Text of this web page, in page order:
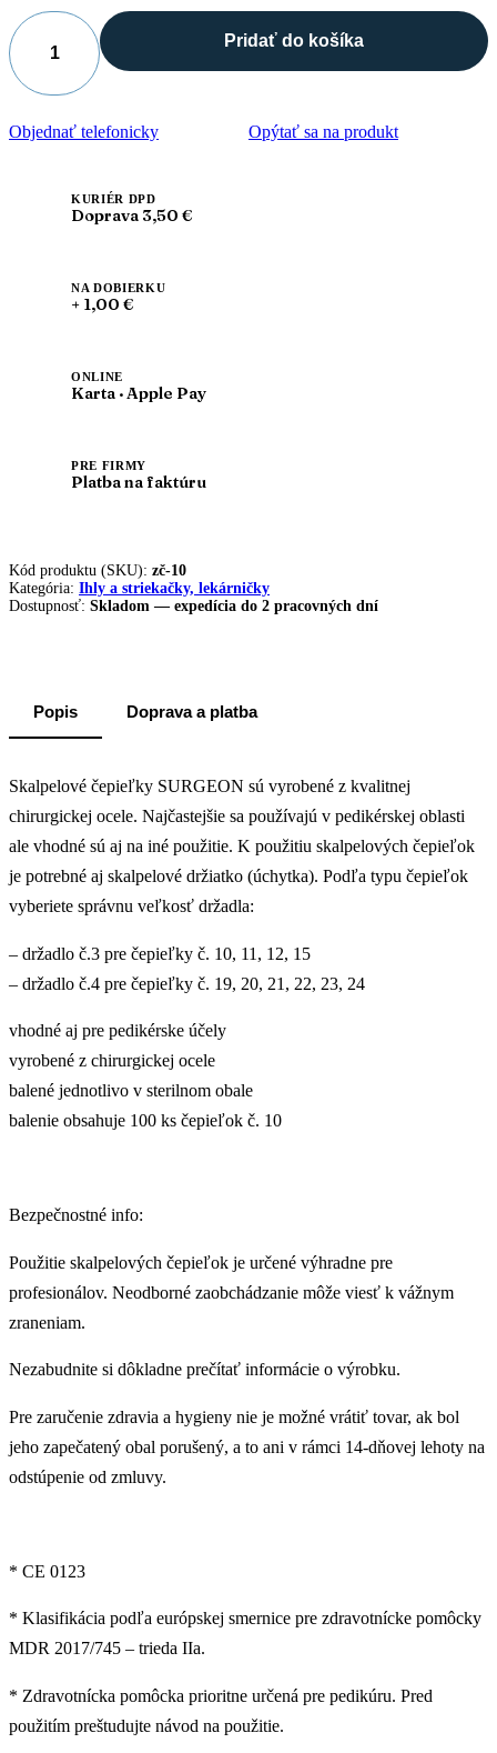
množstvo
Čepieľky
sterilné
SURGEON
č.
Pridať do košíka
Objednať telefonicky Opýtať sa na produkt
KURIÉR DPD
Doprava 3,50 €
NA DOBIERKU
+ 1,00 €
ONLINE
Karta · Apple Pay
PRE FIRMY
Platba na faktúru
Kód produktu (SKU): zč-10
Kategória: Ihly a striekačky, lekárničky
Dostupnosť: Skladom — expedícia do 2 pracovných dní
Popis Doprava a platba
Skalpelové čepieľky SURGEON sú vyrobené z kvalitnej
chirurgickej ocele. Najčastejšie sa používajú v pedikérskej oblasti
ale vhodné sú aj na iné použitie. K použitiu skalpelových čepieľok
je potrebné aj skalpelové držiatko (úchytka). Podľa typu čepieľok
vyberiete správnu veľkosť držadla:
– držadlo č.3 pre čepieľky č. 10, 11, 12, 15
– držadlo č.4 pre čepieľky č. 19, 20, 21, 22, 23, 24
vhodné aj pre pedikérske účely
vyrobené z chirurgickej ocele
balené jednotlivo v sterilnom obale
balenie obsahuje 100 ks čepieľok č. 10
Bezpečnostné info:
Použitie skalpelových čepieľok je určené výhradne pre
profesionálov. Neodborné zaobchádzanie môže viesť k vážnym
zraneniam.
Nezabudnite si dôkladne prečítať informácie o výrobku.
Pre zaručenie zdravia a hygieny nie je možné vrátiť tovar, ak bol
jeho zapečatený obal porušený, a to ani v rámci 14-dňovej lehoty na
odstúpenie od zmluvy.
* CE 0123
* Klasifikácia podľa európskej smernice pre zdravotnícke pomôcky
MDR 2017/745 – trieda IIa.
* Zdravotnícka pomôcka prioritne určená pre pedikúru. Pred
použitím preštudujte návod na použitie.